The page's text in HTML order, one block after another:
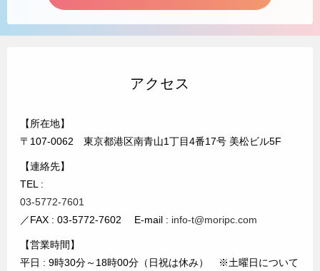
アクセス
【所在地】
〒107-0062 東京都港区南青山1丁目4番17号 美松ビル5F
【連絡先】
TEL :
03-5772-7601
／FAX : 03-5772-7602 E-mail : info-t@moripc.com
【営業時間】
平日 : 9時30分～18時00分（日祝は休み） ※土曜日について